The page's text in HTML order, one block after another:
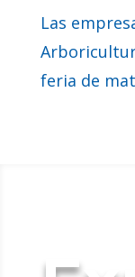
Las
feria de